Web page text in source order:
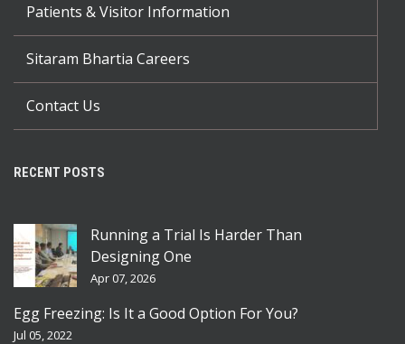
Patients & Visitor Information
Sitaram Bhartia Careers
Contact Us
RECENT POSTS
Running a Trial Is Harder Than
Designing One
Apr 07, 2026
Egg Freezing: Is It a Good Option For You?
Jul 05, 2022